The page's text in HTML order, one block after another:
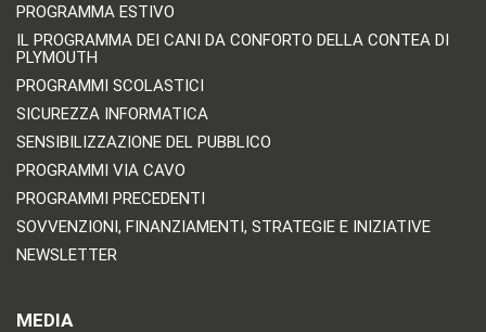
PROGRAMMA ESTIVO
IL PROGRAMMA DEI CANI DA CONFORTO DELLA CONTEA DI
PLYMOUTH
PROGRAMMI SCOLASTICI
SICUREZZA INFORMATICA
SENSIBILIZZAZIONE DEL PUBBLICO
PROGRAMMI VIA CAVO
PROGRAMMI PRECEDENTI
SOVVENZIONI, FINANZIAMENTI, STRATEGIE E INIZIATIVE
NEWSLETTER
MEDIA